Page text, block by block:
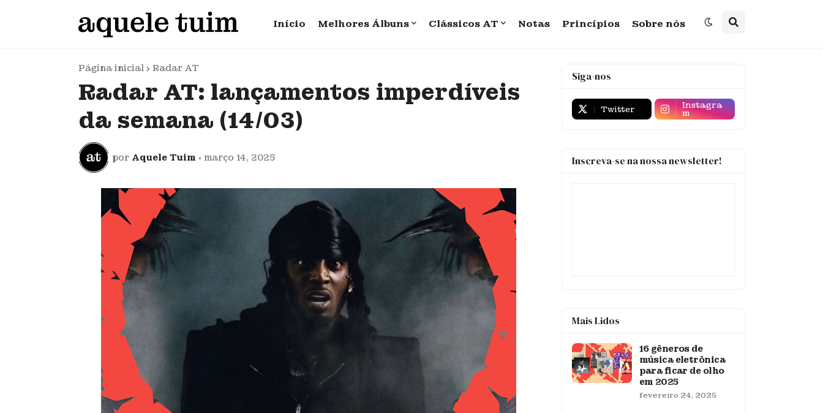
Início Melhores Álbuns Clássicos AT Notas Princípios Sobre nós
Página inicial Radar AT
Radar AT: lançamentos imperdíveis
da semana (14/03)
por Aquele Tuim • março 14, 2025
Siga-nos
Twitter Instagra
m
Inscreva-se na nossa newsletter!
Mais Lidos
16 gêneros de
música eletrônica
para ficar de olho
em 2025
fevereiro 24, 2025